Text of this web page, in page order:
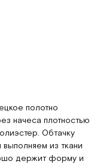
полотно
начеса плотностью
Обтачку
из ткани
держит форму и